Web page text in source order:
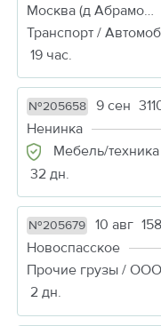
Москва (д Абрамовка)
Транспорт /
19 час.
№205658 9 сен
Ненинка
Мебель/
32 дн.
№205679 10 авг
Новоспасское
Прочие грузы / ООО
2 дн.